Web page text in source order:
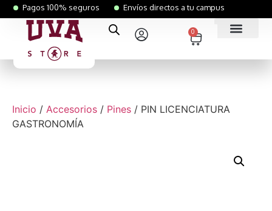
Pagos 100% seguros Envíos directos a tu campus
0
Inicio / Accesorios / Pines / PIN LICENCIATURA
GASTRONOMÍA